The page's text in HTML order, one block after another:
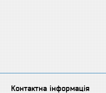
Контактна інформація